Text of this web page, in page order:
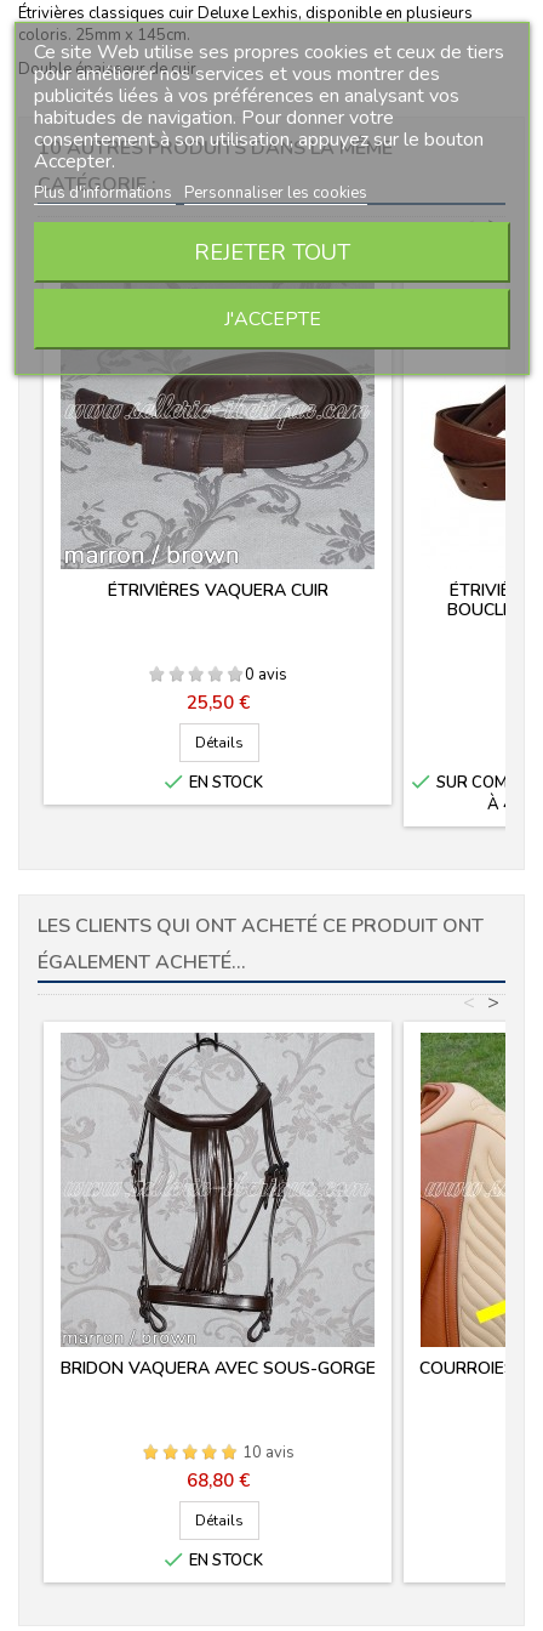
Étrivières classiques cuir Deluxe Lexhis, disponible en plusieurs
coloris. 25mm x 145cm.
Double épaisseur de cuir.
10 AUTRES PRODUITS DANS LA MÊME
CATÉGORIE :
>
<
ÉTRIVIÈRES VAQUERA CUIR
0 avis
Prix
25,50 €
Détails
 EN STOCK
BOUCLES
 SUR
À 4
LES CLIENTS QUI ONT ACHETÉ CE PRODUIT ONT
ÉGALEMENT ACHETÉ...
>
<
BRIDON VAQUERA AVEC SOUS-GORGE
10 avis
Prix
68,80 €
Détails
 EN STOCK
COURROIES
Ce site Web utilise ses propres cookies et ceux de tiers
pour améliorer nos services et vous montrer des
publicités liées à vos préférences en analysant vos
habitudes de navigation. Pour donner votre
consentement à son utilisation, appuyez sur le bouton
Accepter.
Plus d'informations Personnaliser les cookies
REJETER TOUT
J'ACCEPTE